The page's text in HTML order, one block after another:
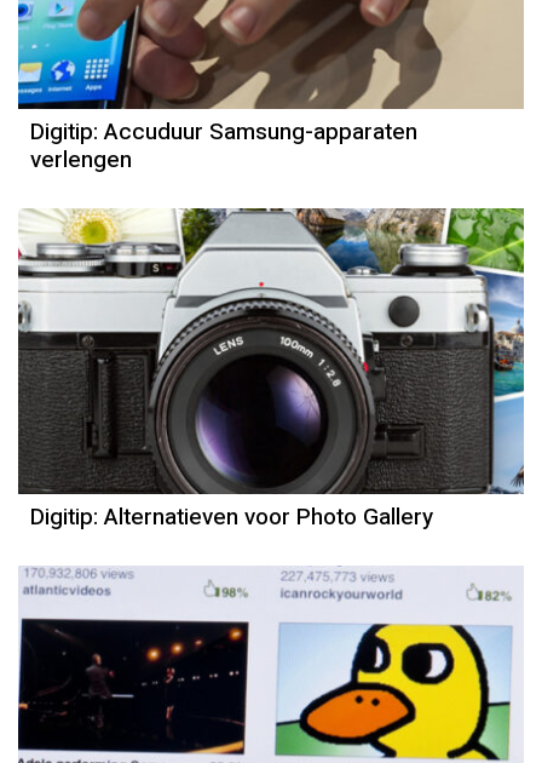
Digitip: Accuduur Samsung-apparaten
verlengen
Digitip: Alternatieven voor Photo Gallery